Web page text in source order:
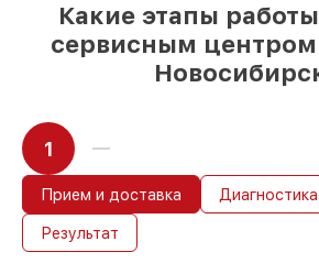
Какие этапы
сервисным центром
1
Прием и доставка Диагностика
Результат